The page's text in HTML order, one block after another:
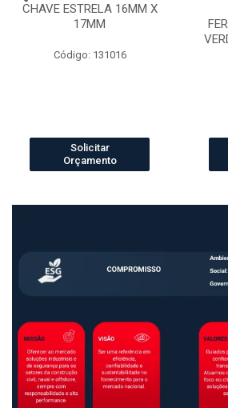
CHAVE ESTRELA 16MM X
17MM
Código: 131016
Solicitar
Orçamento